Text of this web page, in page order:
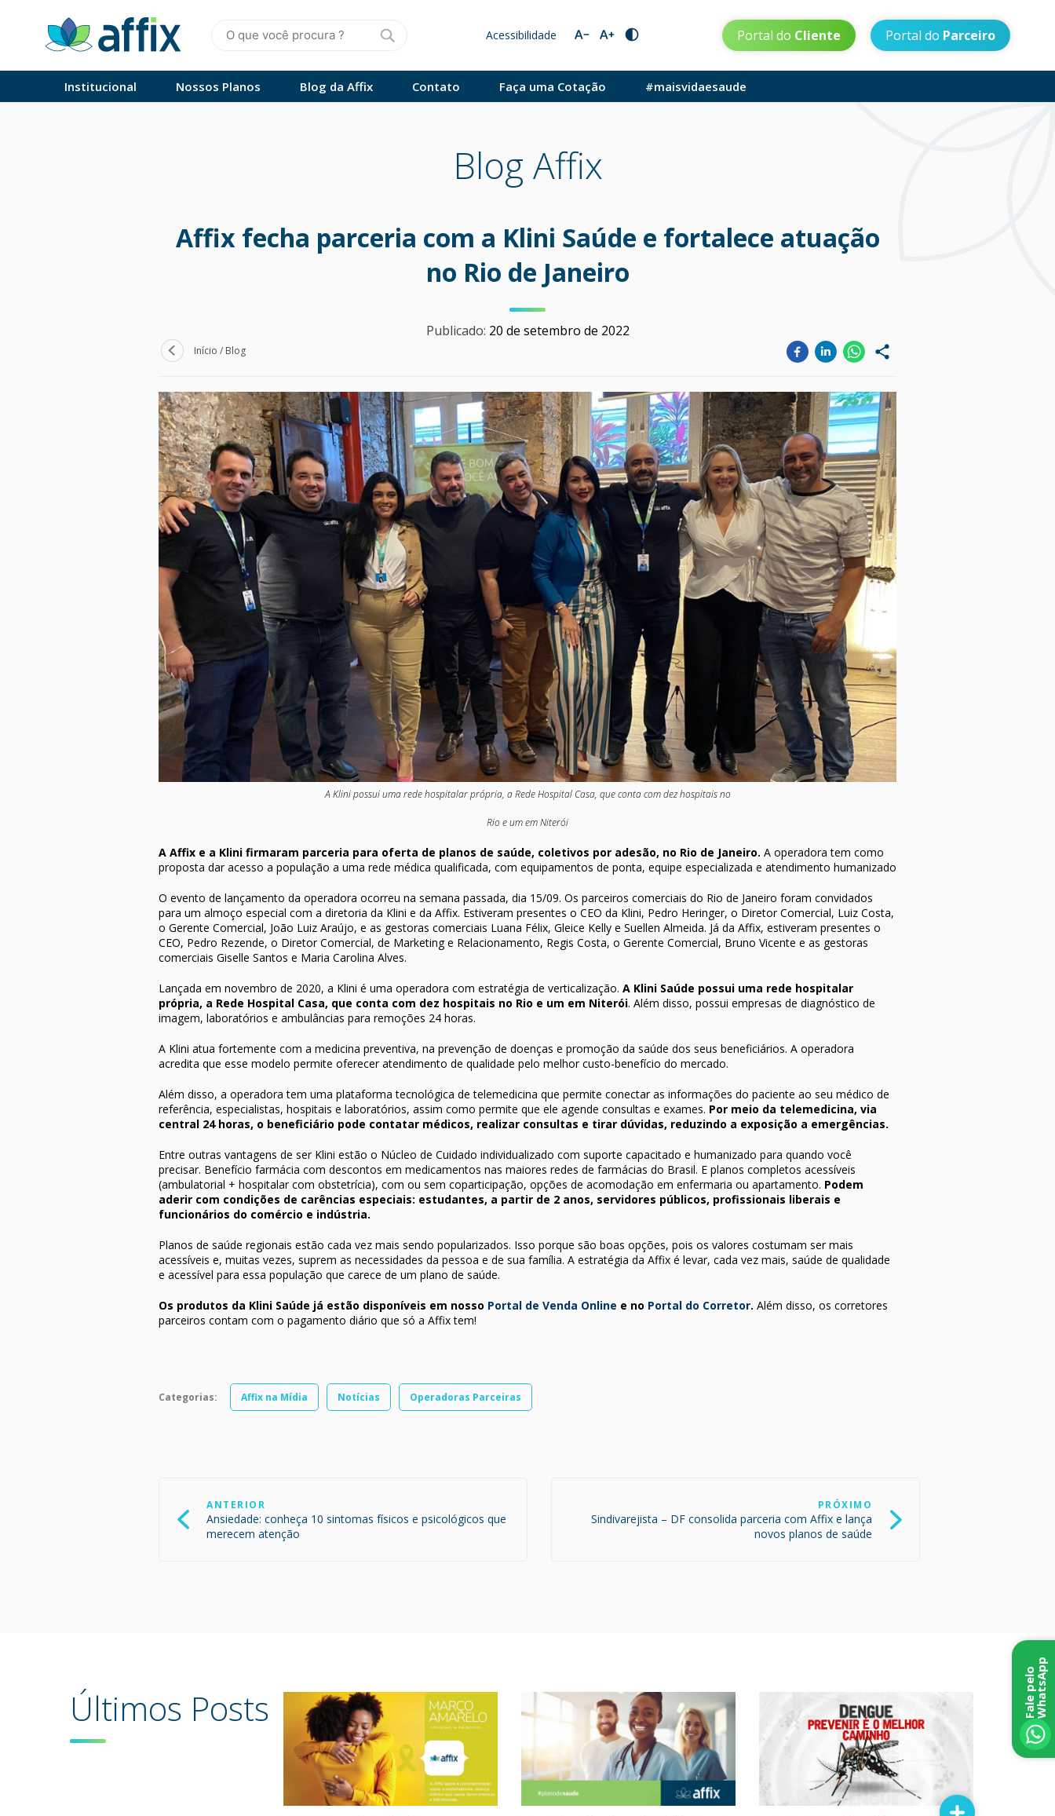
Acessibilidade Portal do Cliente Portal do Parceiro
Institucional Nossos Planos Blog da Affix Contato Faça uma Cotação #maisvidaesaude
Blog Affix
Affix fecha parceria com a Klini Saúde e fortalece atuação
no Rio de Janeiro
Publicado: 20 de setembro de 2022
Início / Blog
A Klini possui uma rede hospitalar própria, a Rede Hospital Casa, que conta com dez hospitais no
Rio e um em Niterói
A Affix e a Klini firmaram parceria para oferta de planos de saúde, coletivos por adesão, no Rio de Janeiro. A operadora tem como
proposta dar acesso a população a uma rede médica qualificada, com equipamentos de ponta, equipe especializada e atendimento humanizado
O evento de lançamento da operadora ocorreu na semana passada, dia 15/09. Os parceiros comerciais do Rio de Janeiro foram convidados
para um almoço especial com a diretoria da Klini e da Affix. Estiveram presentes o CEO da Klini, Pedro Heringer, o Diretor Comercial, Luiz Costa,
o Gerente Comercial, João Luiz Araújo, e as gestoras comerciais Luana Félix, Gleice Kelly e Suellen Almeida. Já da Affix, estiveram presentes o
CEO, Pedro Rezende, o Diretor Comercial, de Marketing e Relacionamento, Regis Costa, o Gerente Comercial, Bruno Vicente e as gestoras
comerciais Giselle Santos e Maria Carolina Alves.
Lançada em novembro de 2020, a Klini é uma operadora com estratégia de verticalização. A Klini Saúde possui uma rede hospitalar
própria, a Rede Hospital Casa, que conta com dez hospitais no Rio e um em Niterói. Além disso, possui empresas de diagnóstico de
imagem, laboratórios e ambulâncias para remoções 24 horas.
A Klini atua fortemente com a medicina preventiva, na prevenção de doenças e promoção da saúde dos seus beneficiários. A operadora
acredita que esse modelo permite oferecer atendimento de qualidade pelo melhor custo-benefício do mercado.
Além disso, a operadora tem uma plataforma tecnológica de telemedicina que permite conectar as informações do paciente ao seu médico de
referência, especialistas, hospitais e laboratórios, assim como permite que ele agende consultas e exames. Por meio da telemedicina, via
central 24 horas, o beneficiário pode contatar médicos, realizar consultas e tirar dúvidas, reduzindo a exposição a emergências.
Entre outras vantagens de ser Klini estão o Núcleo de Cuidado individualizado com suporte capacitado e humanizado para quando você
precisar. Benefício farmácia com descontos em medicamentos nas maiores redes de farmácias do Brasil. E planos completos acessíveis
(ambulatorial + hospitalar com obstetrícia), com ou sem coparticipação, opções de acomodação em enfermaria ou apartamento. Podem
aderir com condições de carências especiais: estudantes, a partir de 2 anos, servidores públicos, profissionais liberais e
funcionários do comércio e indústria.
Planos de saúde regionais estão cada vez mais sendo popularizados. Isso porque são boas opções, pois os valores costumam ser mais
acessíveis e, muitas vezes, suprem as necessidades da pessoa e de sua família. A estratégia da Affix é levar, cada vez mais, saúde de qualidade
e acessível para essa população que carece de um plano de saúde.
Os produtos da Klini Saúde já estão disponíveis em nosso Portal de Venda Online e no Portal do Corretor. Além disso, os corretores
parceiros contam com o pagamento diário que só a Affix tem!
Categorias: Affix na Mídia Notícias Operadoras Parceiras
Post ANTERIOR
Ansiedade: conheça 10 sintomas físicos e psicológicos que
merecem atenção
PRÓXIMO
Sindivarejista – DF consolida parceria com Affix e lança
novos planos de saúde
Últimos Posts F
a
l
e
p
e
l
o
W
h
a
t
s
A
pp